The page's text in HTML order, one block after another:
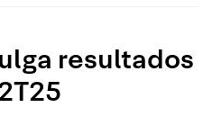
resultados